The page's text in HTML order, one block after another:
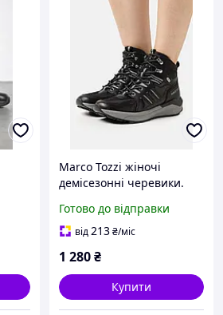
Marco Tozzi жіночі
демісезонні черевики.
Готово до відправки
від213₴/міс
1 280₴
Купити